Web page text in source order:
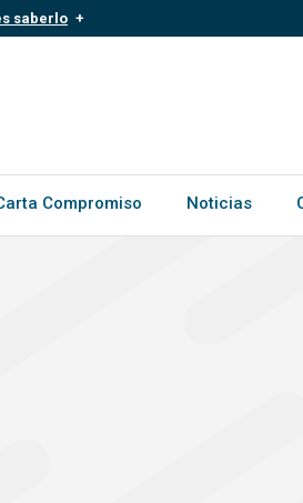
saberlo
del
.gob.do o .gov.do.
Compromiso Noticias